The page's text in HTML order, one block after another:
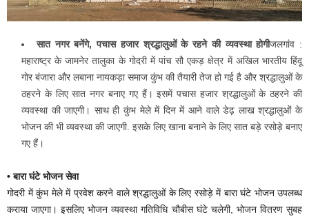
सात नगर बनेंगे, पचास हजार श्रद्धालुओं के रहने की व्यवस्था होगीजलगांव :
महाराष्ट्र के जामनेर तालुका के गोदरी में पांच सौ एकड़ क्षेत्र में अखिल भारतीय हिंदू
गोर बंजारा और लबाना नायकड़ा समाज कुंभ की तैयारी तेज हो गई है और श्रद्धालुओं के
ठहरने के लिए सात नगर बनाए गए हैं। इसमें पचास हजार श्रद्धालुओं के ठहरने की
व्यवस्था की जाएगी। साथ ही कुंभ मेले में दिन में आने वाले डेढ़ लाख श्रद्धालुओं के
भोजन की भी व्यवस्था की जाएगी. इसके लिए खाना बनाने के लिए सात बड़े रसोड़े बनाए
गए हैं।
• बारा घंटे भोजन सेवा
गोदरी में कुंभ मेले में प्रवेश करने वाले श्रद्धालुओं के लिए रसोड़े में बारा घंटे भोजन उपलब्ध
कराया जाएगा। इसलिए भोजन व्यवस्था गतिविधि चौबीस घंटे चलेगी, भोजन वितरण सुबह